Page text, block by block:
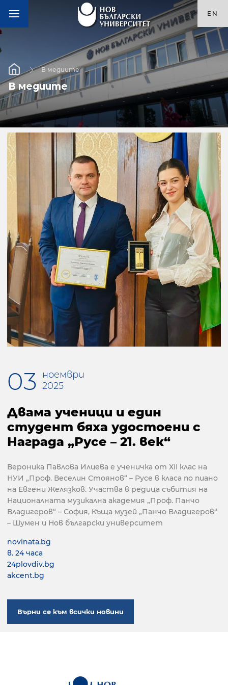
EN
В медиите
В медиите
03
ноември
2025
Двама ученици и един
студент бяха удостоени с
Награда „Русе – 21. век“
Вероника Павлова Илиева е ученичка от ХІІ клас на
НУИ „Проф. Веселин Стоянов“ – Русе в класа по пиано
на Евгени Желязков. Участва в редица събития на
Националната музикална академия „Проф. Панчо
Владигеров“ – София, Къща музей „Панчо Владигеров“
– Шумен и Нов български университет
novinata.bg
в. 24 часа
24plovdiv.bg
akcent.bg
Върни се към всички новини